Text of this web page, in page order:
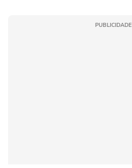
PUBLICIDADE